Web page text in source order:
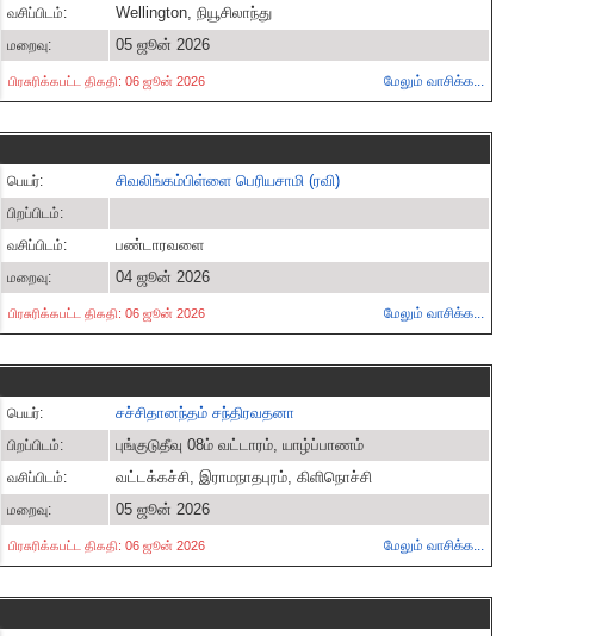
வசிப்பிடம்: Wellington, நியூசிலாந்து
மறைவு: 05 ஜூன் 2026
பிரசுரிக்கபட்ட திகதி: 06 ஜூன் 2026 மேலும் வாசிக்க...
பெயர்:
சிவலிங்கம்பிள்ளை பெரியசாமி (ரவி)
பிறப்பிடம்:
வசிப்பிடம்:
பண்டாரவளை
மறைவு: 04 ஜூன் 2026
பிரசுரிக்கபட்ட திகதி: 06 ஜூன் 2026 மேலும் வாசிக்க...
பெயர்:
சச்சிதானந்தம் சந்திரவதனா
பிறப்பிடம்: புங்குடுதீவு 08ம் வட்டாரம், யாழ்ப்பாணம்
வசிப்பிடம்: வட்டக்கச்சி, இராமநாதபுரம், கிளிநொச்சி
மறைவு: 05 ஜூன் 2026
பிரசுரிக்கபட்ட திகதி: 06 ஜூன் 2026 மேலும் வாசிக்க...